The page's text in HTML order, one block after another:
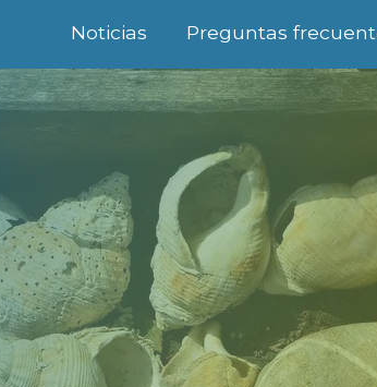
Noticias Preguntas